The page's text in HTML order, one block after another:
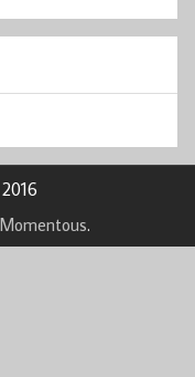
Momentous.